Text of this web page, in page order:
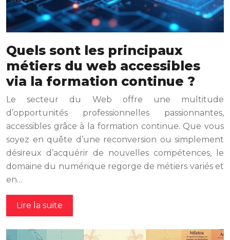
Quels sont les principaux
métiers du web accessibles
via la formation continue ?
Le secteur du Web offre une multitude
d’opportunités professionnelles passionnantes,
accessibles grâce à la formation continue. Que vous
soyez en quête d’une reconversion ou simplement
désireux d’acquérir de nouvelles compétences, le
domaine du numérique regorge de métiers variés et
en…
Lire la suite